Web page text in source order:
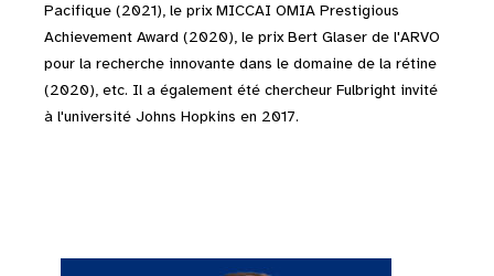
Pacifique (2021), le prix MICCAI OMIA Prestigious
Achievement Award (2020), le prix Bert Glaser de l'ARVO
pour la recherche innovante dans le domaine de la rétine
(2020), etc. Il a également été chercheur Fulbright invité
à l'université Johns Hopkins en 2017.